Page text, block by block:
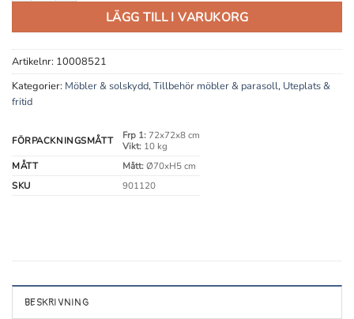
LÄGG TILL I VARUKORG
Artikelnr: 10008521
Kategorier: Möbler & solskydd,Tillbehör möbler & parasoll, Uteplats &
fritid
FÖRPACKNINGSMÅTT Frp 1:72x72x8 cm
Vikt:10 kg
MÅTT
Mått:Ø70xH5 cm
SKU
901120
BESKRIVNING